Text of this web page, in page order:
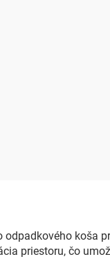
koša
priestoru, čo